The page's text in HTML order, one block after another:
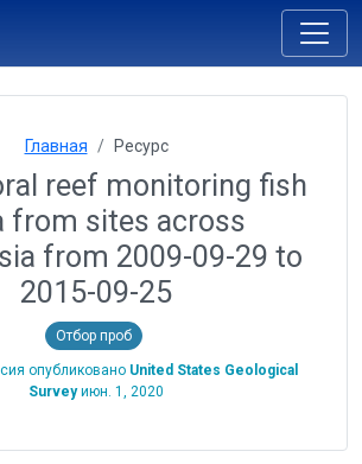
Главная Ресурс
reef monitoring fish
from sites across
from 2009-09-29 to
2015-09-25
Отбор проб
опубликовано United States Geological
Survey июн. 1, 2020